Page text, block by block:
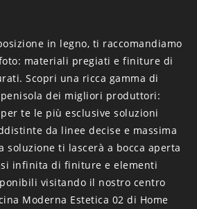
in legno, ti raccomandiamo
materiali pregiati e finiture di
Scopri una ricca gamma di
dei migliori produttori:
te le più esclusive soluzioni
da linee decise e massima
soluzione ti lascerà a bocca aperta
infinita di finiture e elementi
visitando il nostro centro
Moderna Estetica 02 di Home